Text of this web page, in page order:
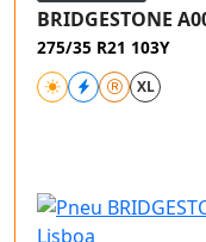
BRIDGESTONE
275/35 R21 103Y
XL